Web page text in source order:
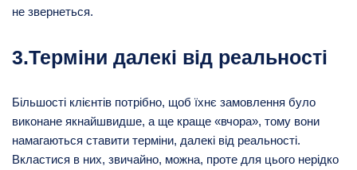
не звернеться.
3.Терміни далекі від реальності
Більшості клієнтів потрібно, щоб їхнє замовлення було
виконане якнайшвидше, а ще краще «вчора», тому вони
намагаються ставити терміни, далекі від реальності.
Вкластися в них, звичайно, можна, проте для цього нерідко